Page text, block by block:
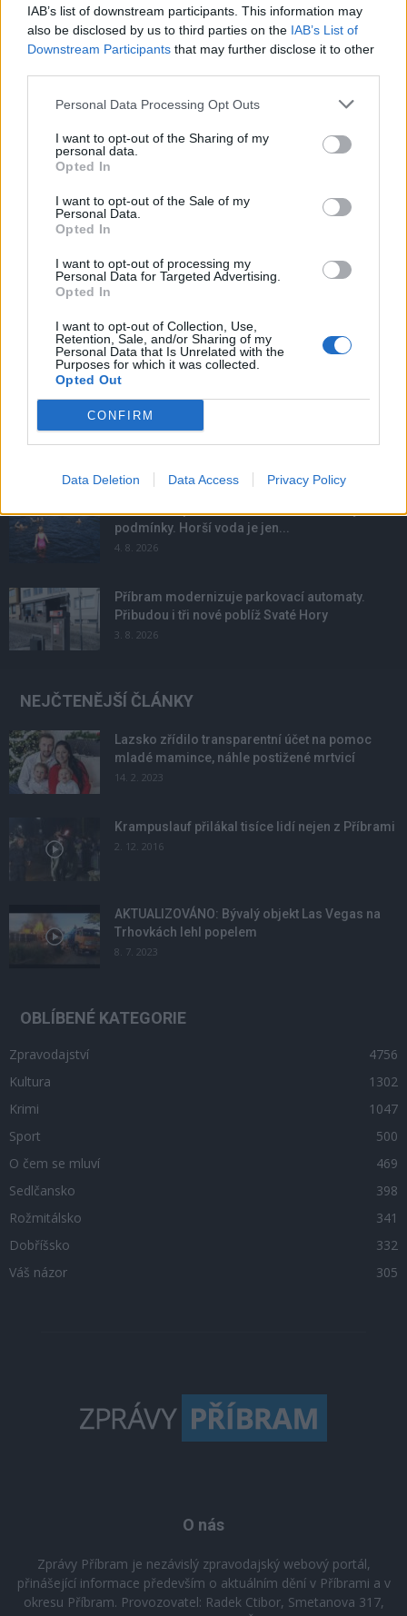
IAB’s list of downstream participants. This information may
also be disclosed by us to third parties on the IAB’s List of
Downstream Participants that may further disclose it to other
Personal Data Processing Opt Outs
I want to opt-out of the Sharing of my
personal data.
Opted In
I want to opt-out of the Sale of my
Personal Data.
Opted In
I want to opt-out of processing my
Personal Data for Targeted Advertising.
Opted In
I want to opt-out of Collection, Use,
Retention, Sale, and/or Sharing of my
Personal Data that Is Unrelated with the
Purposes for which it was collected.
Opted Out
CONFIRM
Data Deletion Data Access Privacy Policy
Tvrdil, že potřebuje peníze na operaci dcery
a vylákal z lidí přes dva...
- 13. 5. 2017
PŘÍBRAMSKO – Na částku přesahující dva milióny korun si přišel během
ze šesti lidí pod nejrůznějšími...
NOVINKY
Obděnice vzpomínaly na filmovou legendu
6. 8. 2026
podmínky. Horší voda je jen...
4. 8. 2026
Příbram modernizuje parkovací automaty.
Přibudou i tři nové poblíž Svaté Hory
3. 8. 2026
NEJČTENĚJŠÍ ČLÁNKY
Lazsko zřídilo transparentní účet na pomoc
mladé mamince, náhle postižené mrtvicí
14. 2. 2023
Krampuslauf přilákal tisíce lidí nejen z Příbrami
2. 12. 2016
AKTUALIZOVÁNO: Bývalý objekt Las Vegas na
Trhovkách lehl popelem
8. 7. 2023
OBLÍBENÉ KATEGORIE
Zpravodajství
4756
Kultura
1302
Krimi
1047
Sport
500
O čem se mluví
469
Sedlčansko
398
Rožmitálsko
341
Dobříšsko
332
Váš názor
305
O nás
Zprávy Příbram je nezávislý zpravodajský webový portál,
přinášející informace především o aktuálním dění v Příbrami a v
okresu Příbram. Provozovatel: Radek Ctibor, Smetanova 317,